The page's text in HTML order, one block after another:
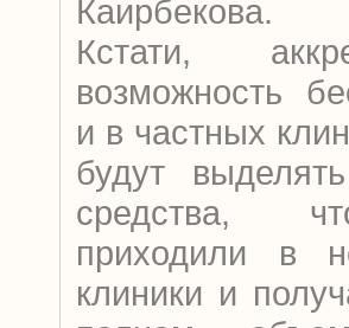
Каирбекова.
Кстати,
возможность
и в частных
будут
средства,
приходили в
клиники и